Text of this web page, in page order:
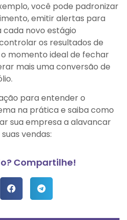
você pode padronizar
emitir alertas para
cada novo estágio
os resultados de
momento ideal de fechar
mais uma conversão de
para entender o
na prática e saiba como
sua empresa a alavancar
vendas:
Compartilhe!